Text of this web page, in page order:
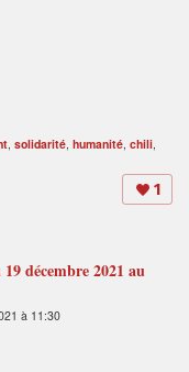
solidarité humanité chili
1
décembre 2021 au
à 11:30